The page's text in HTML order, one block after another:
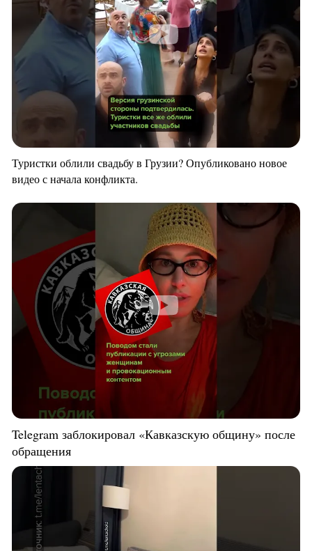
Туристки облили свадьбу в Грузии? Опубликовано новое
видео с начала конфликта.
Telegram заблокировал «Кавказскую общину» после
обращения